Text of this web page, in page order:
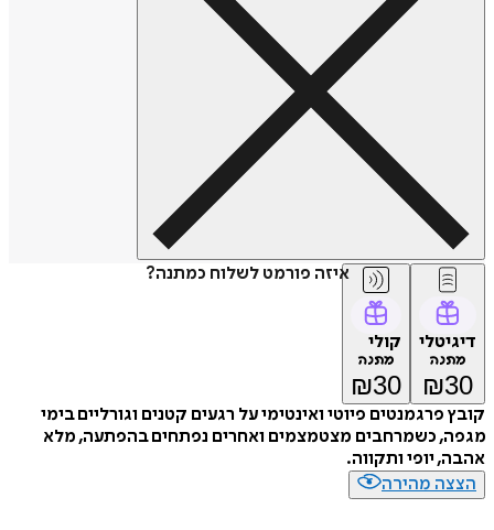
איזה פורמט לשלוח כמתנה?
דיגיטלי
מתנה
₪30
קולי
מתנה
₪30
קובץ פרגמנטים פיוטי ואינטימי על רגעים קטנים וגורליים בימי
מגפה, כשמרחבים מצטמצמים ואחרים נפתחים בהפתעה, מלא
אהבה, יופי ותקווה.
הצצה מהירה